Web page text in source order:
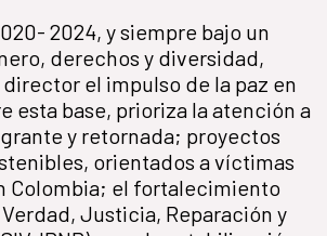
2024, y siempre bajo un
derechos y diversidad,
el impulso de la paz en
esta base, prioriza la atención a
y retornada; proyectos
orientados a víctimas
Colombia; el fortalecimiento
Justicia, Reparación y